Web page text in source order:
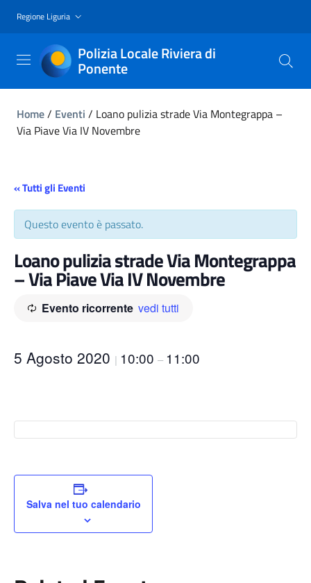
Regione Liguria
Polizia Locale Riviera di
Ponente
Home/ Eventi / Loano pulizia strade Via Montegrappa –
Via Piave Via IV Novembre
« Tutti gli Eventi
Questo evento è passato.
Loano pulizia strade Via Montegrappa
– Via Piave Via IV Novembre
Evento ricorrente vedi tutti
5 Agosto 2020 | 10:00 – 11:00
Salva nel tuo calendario